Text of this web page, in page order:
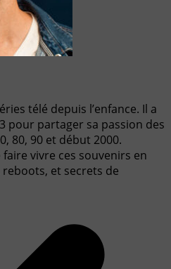
télé depuis l’enfance. Il a
pour partager sa passion des
80, 90 et début 2000.
vivre ces souvenirs en
et secrets de